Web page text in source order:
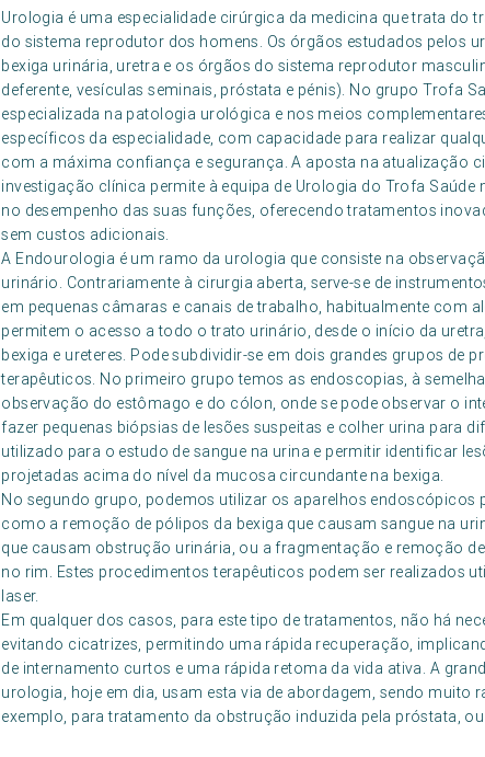
Urologia é uma especialidade cirúrgica da medicina que trata do
do sistema reprodutor dos homens. Os órgãos estudados pelos
bexiga urinária, uretra e os órgãos do sistema reprodutor
deferente, vesículas seminais, próstata e pénis). No grupo Trofa
especializada na patologia urológica e nos meios
específicos da especialidade, com capacidade para realizar
com a máxima confiança e segurança. A aposta na atualização
investigação clínica permite à equipa de Urologia do Trofa Saúde
no desempenho das suas funções, oferecendo tratamentos
sem custos adicionais.
A Endourologia é um ramo da urologia que consiste na
urinário. Contrariamente à cirurgia aberta, serve-se de
em pequenas câmaras e canais de trabalho, habitualmente com
permitem o acesso a todo o trato urinário, desde o início da
bexiga e ureteres. Pode subdividir-se em dois grandes grupos de
terapêuticos. No primeiro grupo temos as endoscopias, à
observação do estômago e do cólon, onde se pode observar o
fazer pequenas biópsias de lesões suspeitas e colher urina para
utilizado para o estudo de sangue na urina e permitir identificar
projetadas acima do nível da mucosa circundante na bexiga.
No segundo grupo, podemos utilizar os aparelhos endoscópicos
como a remoção de pólipos da bexiga que causam sangue na
que causam obstrução urinária, ou a fragmentação e remoção
no rim. Estes procedimentos terapêuticos podem ser realizados
laser.
Em qualquer dos casos, para este tipo de tratamentos, não há
evitando cicatrizes, permitindo uma rápida recuperação,
de internamento curtos e uma rápida retoma da vida ativa. A
urologia, hoje em dia, usam esta via de abordagem, sendo
exemplo, para tratamento da obstrução induzida pela próstata,